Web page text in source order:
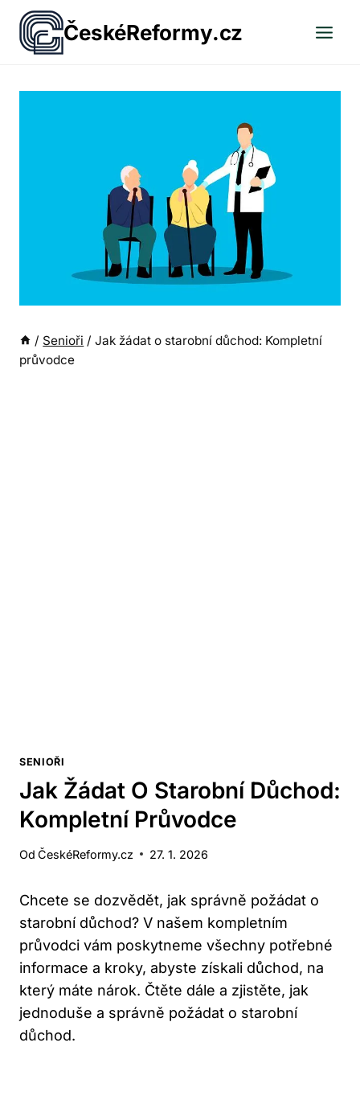
Přeskočit
obsah
ČeskéReformy.cz
/ Senioři / Jak žádat o starobní důchod: Kompletní
průvodce
SENIOŘI
Jak Žádat O Starobní Důchod:
Kompletní Průvodce
Od ČeskéReformy.cz 27. 1. 2026
Chcete se dozvědět, jak správně požádat o
starobní důchod? V našem kompletním
průvodci vám poskytneme všechny potřebné
informace a kroky, abyste získali důchod, na
který máte nárok. Čtěte dále a zjistěte, jak
jednoduše a správně požádat o starobní
důchod.